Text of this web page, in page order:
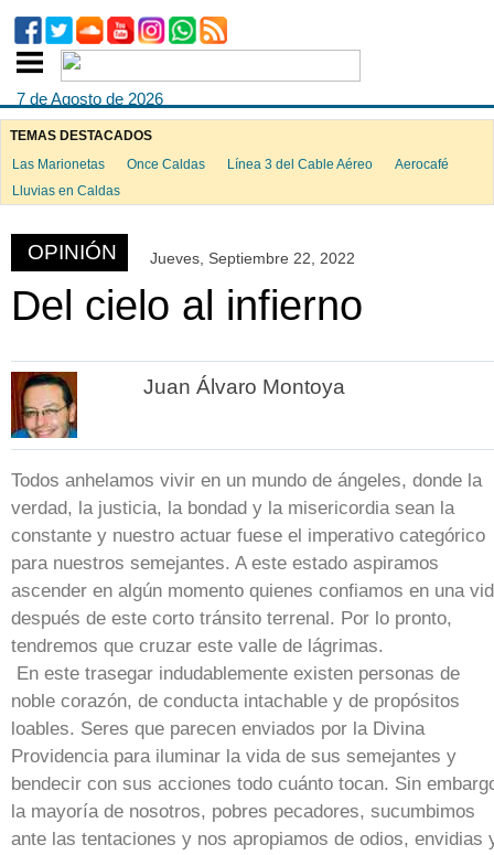
7 de Agosto de 2026
TEMAS DESTACADOS
Las Marionetas
Once Caldas Línea 3 del Cable Aéreo
Aerocafé
Lluvias en Caldas
OPINIÓN Jueves, Septiembre 22, 2022
Del cielo al infierno
Juan Álvaro Montoya
Todos anhelamos vivir en un mundo de ángeles, donde la
verdad, la justicia, la bondad y la misericordia sean la
constante y nuestro actuar fuese el imperativo categórico
para nuestros semejantes. A este estado aspiramos
ascender en algún momento quienes confiamos en una
después de este corto tránsito terrenal. Por lo pronto,
tendremos que cruzar este valle de lágrimas.
En este trasegar indudablemente existen personas de
noble corazón, de conducta intachable y de propósitos
loables. Seres que parecen enviados por la Divina
Providencia para iluminar la vida de sus semejantes y
bendecir con sus acciones todo cuánto tocan. Sin
la mayoría de nosotros, pobres pecadores, sucumbimos
ante las tentaciones y nos apropiamos de odios, envidias